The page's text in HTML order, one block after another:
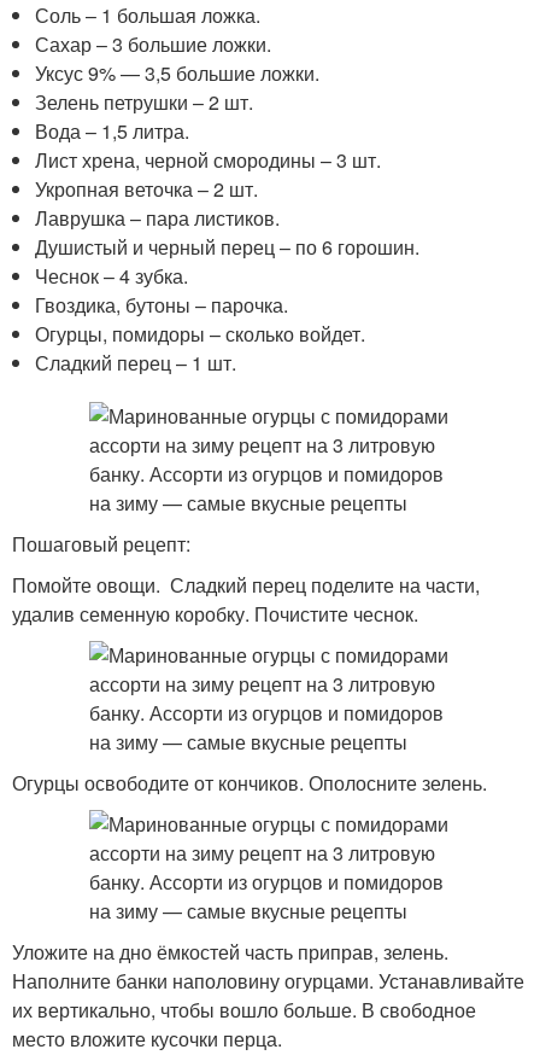
Соль – 1 большая ложка.
Сахар – 3 большие ложки.
Уксус 9% — 3,5 большие ложки.
Зелень петрушки – 2 шт.
Вода – 1,5 литра.
Лист хрена, черной смородины – 3 шт.
Укропная веточка – 2 шт.
Лаврушка – пара листиков.
Душистый и черный перец – по 6 горошин.
Чеснок – 4 зубка.
Гвоздика, бутоны – парочка.
Огурцы, помидоры – сколько войдет.
Сладкий перец – 1 шт.
Пошаговый рецепт:
Помойте овощи. Сладкий перец поделите на части,
удалив семенную коробку. Почистите чеснок.
Огурцы освободите от кончиков. Ополосните зелень.
Уложите на дно ёмкостей часть приправ, зелень.
Наполните банки наполовину огурцами. Устанавливайте
их вертикально, чтобы вошло больше. В свободное
место вложите кусочки перца.